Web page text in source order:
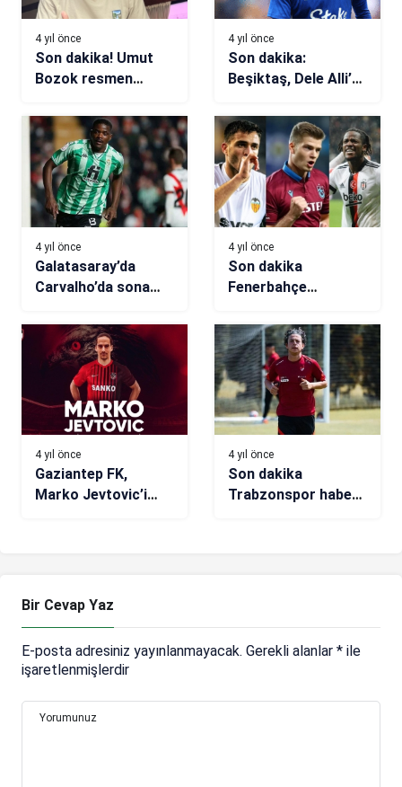
4 yıl önce
Son dakika! Umut
Bozok resmen
4 yıl önce
Son dakika:
Beşiktaş, Dele Alli’yi,
4 yıl önce
Galatasaray’da
Carvalho’da sona
4 yıl önce
Son dakika
Fenerbahçe
Forvet için 3 aday…
4 yıl önce
Gaziantep FK,
Marko Jevtovic’i
4 yıl önce
Son dakika
Trabzonspor haberi!
Bir Cevap Yaz
E-posta adresiniz yayınlanmayacak. Gerekli alanlar * ile
işaretlenmişlerdir
Yorumunuz